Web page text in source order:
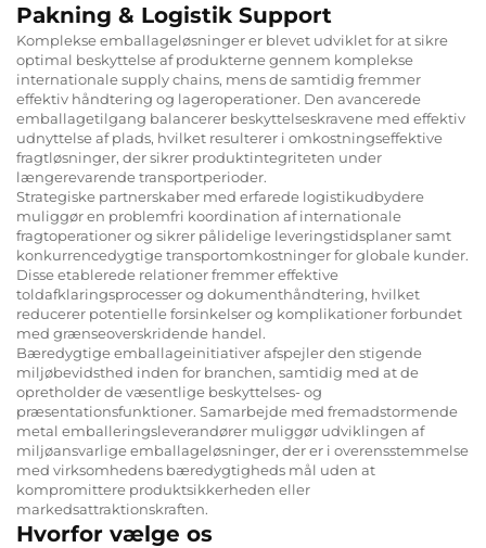
Pakning & Logistik Support
Komplekse emballageløsninger er blevet udviklet for at sikre
optimal beskyttelse af produkterne gennem komplekse
internationale supply chains, mens de samtidig fremmer
effektiv håndtering og lageroperationer. Den avancerede
emballagetilgang balancerer beskyttelseskravene med effektiv
udnyttelse af plads, hvilket resulterer i omkostningseffektive
fragtløsninger, der sikrer produktintegriteten under
længerevarende transportperioder.
Strategiske partnerskaber med erfarede logistikudbydere
muliggør en problemfri koordination af internationale
fragtoperationer og sikrer pålidelige leveringstidsplaner samt
konkurrencedygtige transportomkostninger for globale kunder.
Disse etablerede relationer fremmer effektive
toldafklaringsprocesser og dokumenthåndtering, hvilket
reducerer potentielle forsinkelser og komplikationer forbundet
med grænseoverskridende handel.
Bæredygtige emballageinitiativer afspejler den stigende
miljøbevidsthed inden for branchen, samtidig med at de
opretholder de væsentlige beskyttelses- og
præsentationsfunktioner. Samarbejde med fremadstormende
metal emballeringsleverandører muliggør udviklingen af
miljøansvarlige emballageløsninger, der er i overensstemmelse
med virksomhedens bæredygtigheds mål uden at
kompromittere produktsikkerheden eller
markedsattraktionskraften.
Hvorfor vælge os